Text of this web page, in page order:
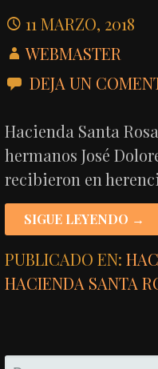
11 MARZO, 2018
WEBMASTER
DEJA UN
Hacienda Santa
hermanos José
recibieron en
SIGUE LEYENDO →
PUBLICADO EN:
HACIENDA SANTA